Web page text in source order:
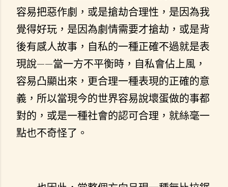
容易把惡作劇，或是搶劫合理性，是因為我
覺得好玩，是因為劇情需要才搶劫，或是背
後有感人故事，自私的一種正確不過就是表
現說——當一方不平衡時，自私會佔上風，
容易凸顯出來，更合理一種表現的正確的意
義，所以當現今的世界容易說壞蛋做的事都
對的，或是一種社會的認可合理，就絲毫一
點也不奇怪了。